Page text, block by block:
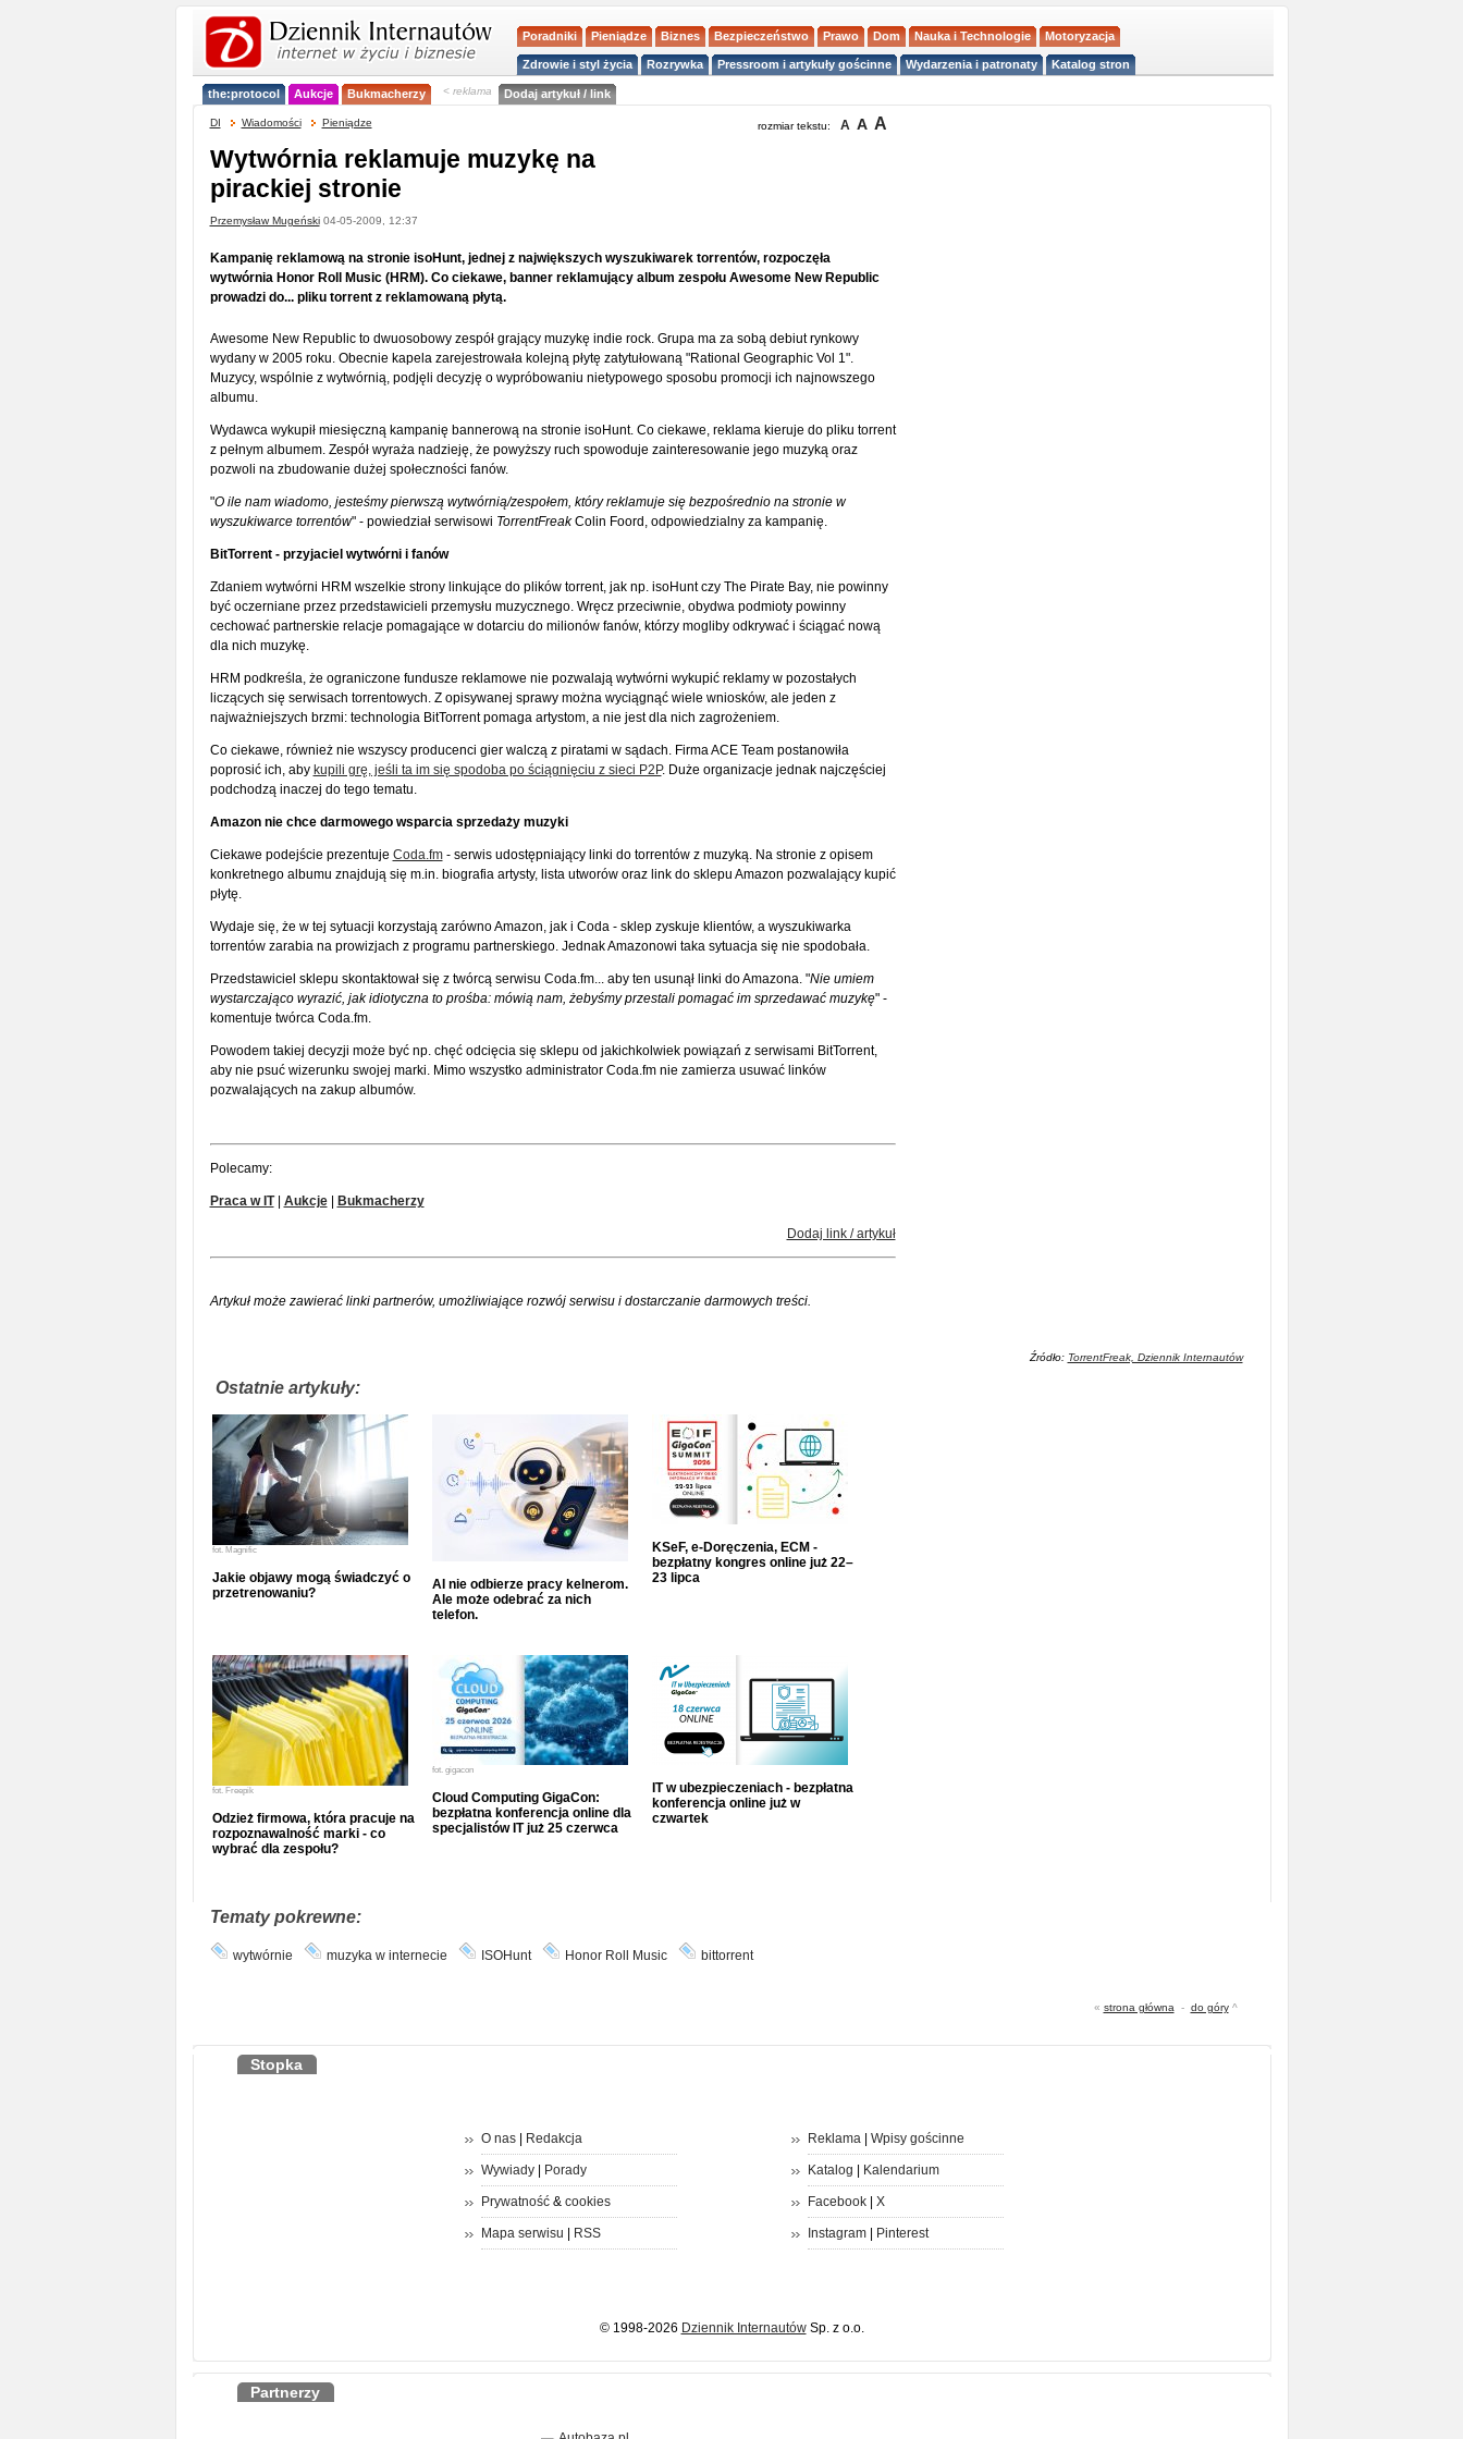
Poradniki Pieniądze Biznes Bezpieczeństwo Prawo Dom Nauka i Technologie Motoryzacja
Zdrowie i styl życia Rozrywka Pressroom i artykuły gościnne Wydarzenia i patronaty Katalog stron
the:protocol Aukcje Bukmacherzy < reklama Dodaj artykuł / link
DI Wiadomości Pieniądze rozmiar tekstu: A A A
Wytwórnia reklamuje muzykę na
pirackiej stronie
Przemysław Mugeński04-05-2009, 12:37
Kampanię reklamową na stronie isoHunt, jednej z największych wyszukiwarek torrentów, rozpoczęła
wytwórnia Honor Roll Music (HRM). Co ciekawe, banner reklamujący album zespołu Awesome New Republic
prowadzi do... pliku torrent z reklamowaną płytą.
Awesome New Republic to dwuosobowy zespół grający muzykę indie rock. Grupa ma za sobą debiut rynkowy
wydany w 2005 roku. Obecnie kapela zarejestrowała kolejną płytę zatytułowaną "Rational Geographic Vol 1".
Muzycy, wspólnie z wytwórnią, podjęli decyzję o wypróbowaniu nietypowego sposobu promocji ich najnowszego
albumu.
Wydawca wykupił miesięczną kampanię bannerową na stronie isoHunt. Co ciekawe, reklama kieruje do pliku torrent
z pełnym albumem. Zespół wyraża nadzieję, że powyższy ruch spowoduje zainteresowanie jego muzyką oraz
pozwoli na zbudowanie dużej społeczności fanów.
"O ile nam wiadomo, jesteśmy pierwszą wytwórnią/zespołem, który reklamuje się bezpośrednio na stronie w
wyszukiwarce torrentów" - powiedział serwisowi TorrentFreakColin Foord, odpowiedzialny za kampanię.
BitTorrent - przyjaciel wytwórni i fanów
Zdaniem wytwórni HRM wszelkie strony linkujące do plików torrent, jak np. isoHunt czy The Pirate Bay, nie powinny
być oczerniane przez przedstawicieli przemysłu muzycznego. Wręcz przeciwnie, obydwa podmioty powinny
cechować partnerskie relacje pomagające w dotarciu do milionów fanów, którzy mogliby odkrywać i ściągać nową
dla nich muzykę.
HRM podkreśla, że ograniczone fundusze reklamowe nie pozwalają wytwórni wykupić reklamy w pozostałych
liczących się serwisach torrentowych. Z opisywanej sprawy można wyciągnąć wiele wniosków, ale jeden z
najważniejszych brzmi: technologia BitTorrent pomaga artystom, a nie jest dla nich zagrożeniem.
Co ciekawe, również nie wszyscy producenci gier walczą z piratami w sądach. Firma ACE Team postanowiła
poprosić ich, aby kupili grę, jeśli ta im się spodoba po ściągnięciu z sieci P2P. Duże organizacje jednak najczęściej
podchodzą inaczej do tego tematu.
Amazon nie chce darmowego wsparcia sprzedaży muzyki
Ciekawe podejście prezentuje Coda.fm- serwis udostępniający linki do torrentów z muzyką. Na stronie z opisem
konkretnego albumu znajdują się m.in. biografia artysty, lista utworów oraz link do sklepu Amazon pozwalający kupić
płytę.
Wydaje się, że w tej sytuacji korzystają zarówno Amazon, jak i Coda - sklep zyskuje klientów, a wyszukiwarka
torrentów zarabia na prowizjach z programu partnerskiego. Jednak Amazonowi taka sytuacja się nie spodobała.
Przedstawiciel sklepu skontaktował się z twórcą serwisu Coda.fm... aby ten usunął linki do Amazona. "Nie umiem
wystarczająco wyrazić, jak idiotyczna to prośba: mówią nam, żebyśmy przestali pomagać im sprzedawać muzykę" -
komentuje twórca Coda.fm.
Powodem takiej decyzji może być np. chęć odcięcia się sklepu od jakichkolwiek powiązań z serwisami BitTorrent,
aby nie psuć wizerunku swojej marki. Mimo wszystko administrator Coda.fm nie zamierza usuwać linków
pozwalających na zakup albumów.
Polecamy:
Praca w IT| Aukcje| Bukmacherzy
Dodaj link / artykuł
Artykuł może zawierać linki partnerów, umożliwiające rozwój serwisu i dostarczanie darmowych treści.
Źródło: TorrentFreak, Dziennik Internautów
Ostatnie artykuły:
fot. Magnific
Jakie objawy mogą świadczyć o
przetrenowaniu?
AI nie odbierze pracy kelnerom.
Ale może odebrać za nich
telefon.
KSeF, e-Doręczenia, ECM -
bezpłatny kongres online już 22–
23 lipca
fot. Freepik
Odzież firmowa, która pracuje na
rozpoznawalność marki - co
wybrać dla zespołu?
fot. gigacon
Cloud Computing GigaCon:
bezpłatna konferencja online dla
specjalistów IT już 25 czerwca
IT w ubezpieczeniach - bezpłatna
konferencja online już w
czwartek
Tematy pokrewne:
wytwórnie muzyka w internecie ISOHunt Honor Roll Music bittorrent
« strona główna - do góry^
Stopka
O nas| Redakcja
Wywiady| Porady
Prywatność& cookies
Mapa serwisu RSS
Reklama| Wpisy gościnne
Katalog Kalendarium
Facebook| X
Instagram| Pinterest
© 1998-2026 Dziennik InternautówSp. z o.o.
Partnerzy